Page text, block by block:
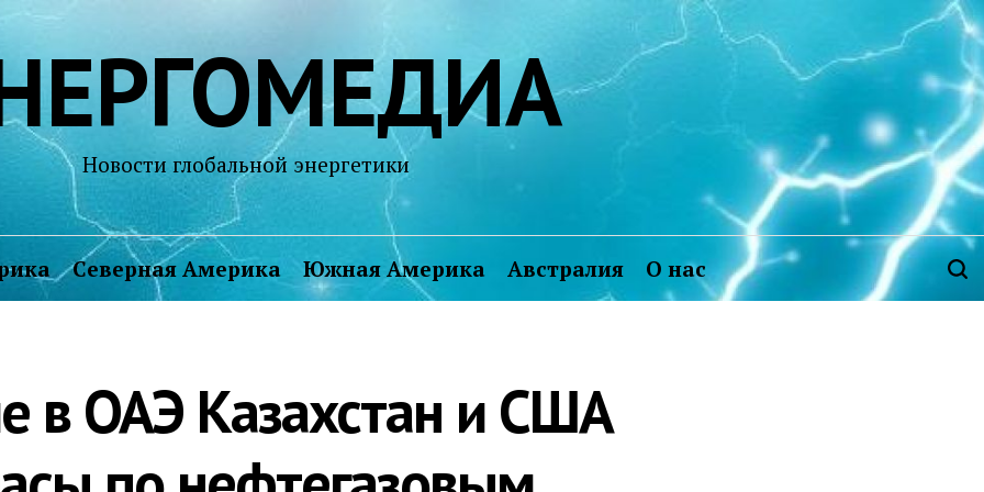
Новости глобальной энергетики
Северная Америка Южная Америка Австралия О нас
в ОАЭ Казахстан и США